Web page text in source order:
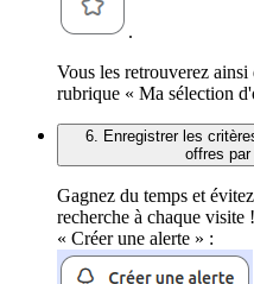
.
Vous les retrouverez ainsi
rubrique « Ma sélection
6. Enregistrer les
offres par
Gagnez du temps et
recherche à chaque
« Créer une alerte » :